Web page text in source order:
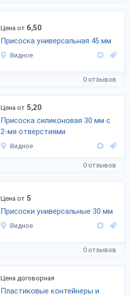
Цена от 6,50
Присоска универсальная 45 мм
Видное
0 отзывов
Цена от 5,20
Присоска силиконовая 30 мм с
2-мя отверстиями
Видное
0 отзывов
Цена от 5
Присоски универсальные 30 мм
Видное
0 отзывов
Цена договорная
Пластиковые контейнеры и